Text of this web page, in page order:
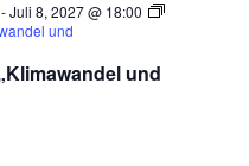
und
-Juli 8, 2027 @ 18:00
und